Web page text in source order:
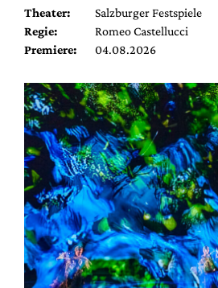
Theater:
Salzburger Festspiele
Regie:
Romeo Castellucci
Premiere:
04.08.2026